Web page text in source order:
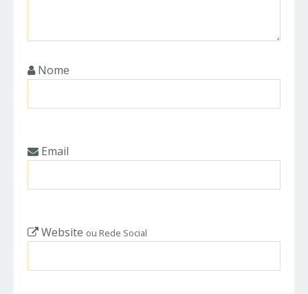
Nome
Email
Website ou Rede Social